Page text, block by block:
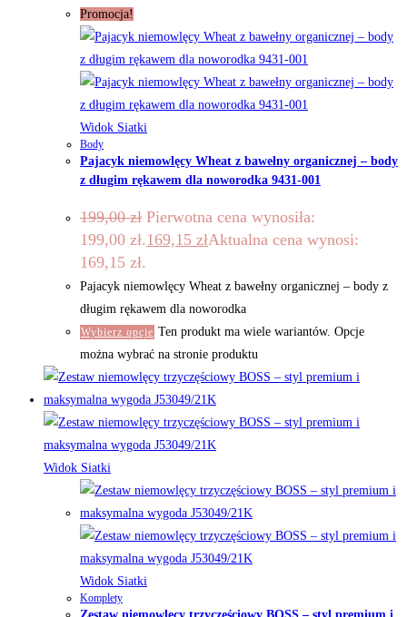
Promocja!
Widok Siatki
Body
Pajacyk niemowlęcy Wheat z bawełny organicznej – body
z długim rękawem dla noworodka 9431-001
199,00zł Pierwotna cena wynosiła:
199,00 zł.169,15 złAktualna cena wynosi:
169,15 zł.
Pajacyk niemowlęcy Wheat z bawełny organicznej – body z
długim rękawem dla noworodka
Wybierz opcje Ten produkt ma wiele wariantów. Opcje
można wybrać na stronie produktu
Widok Siatki
Widok Siatki
Komplety